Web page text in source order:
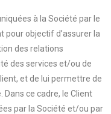
à la Société par le
pour objectif d’assurer la
des relations
des services et/ou de
et de lui permettre de
ce cadre, le Client
par la Société et/ou par